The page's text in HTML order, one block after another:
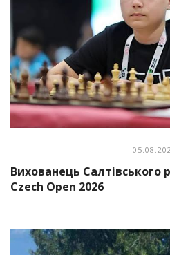
Вихованець
Czech Open 2026